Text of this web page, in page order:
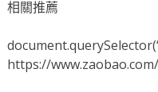
相關推薦
https://